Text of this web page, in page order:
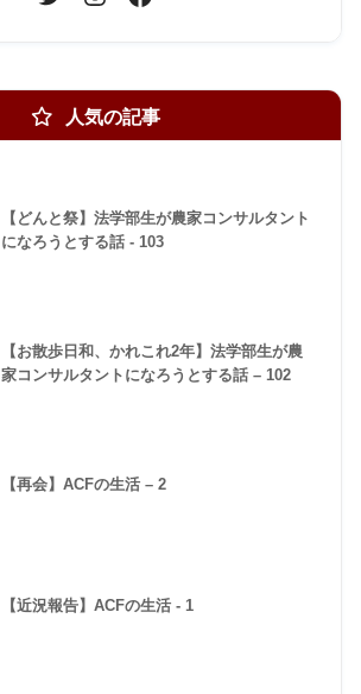
人気の記事
【どんと祭】法学部生が農家コンサルタント
になろうとする話 - 103
【お散歩日和、かれこれ2年】法学部生が農
家コンサルタントになろうとする話 – 102
【再会】ACFの生活 – 2
【近況報告】ACFの生活 - 1